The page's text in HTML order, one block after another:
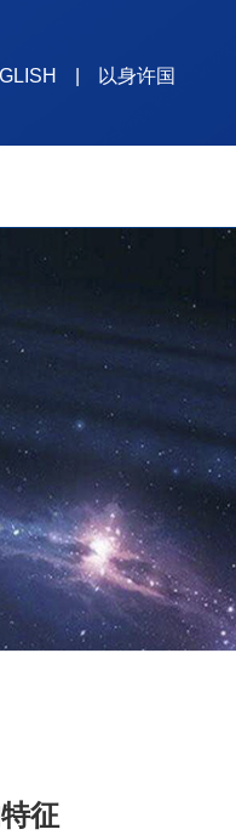
以身许国
征